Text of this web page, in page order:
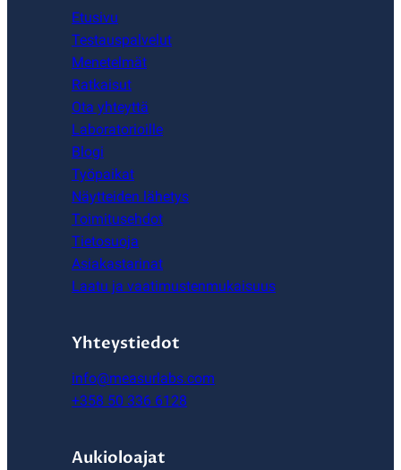
Etusivu
Testauspalvelut
Menetelmät
Ratkaisut
Ota yhteyttä
Laboratorioille
Blogi
Työpaikat
Näytteiden lähetys
Toimitusehdot
Tietosuoja
Asiakastarinat
Laatu ja vaatimustenmukaisuus
Yhteystiedot
info@measurlabs.com
+358 50 336 6128
Aukioloajat